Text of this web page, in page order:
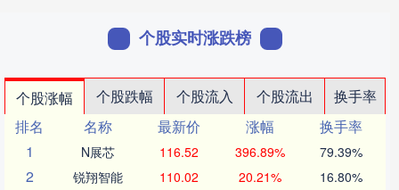
个股实时涨跌榜
个股涨幅 个股跌幅 个股流入 个股流出
换手率
排名
名称 最新价 涨幅
换手率
1
N展芯 116.52 396.89% 79.39%
2 锐翔智能 110.02 20.21% 16.80%